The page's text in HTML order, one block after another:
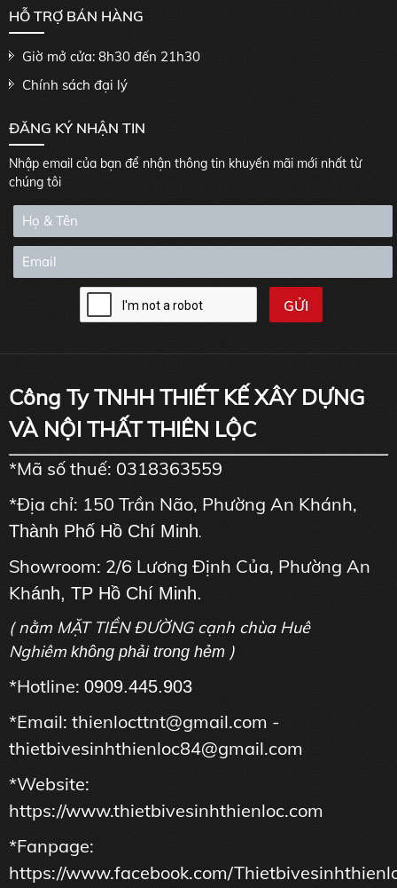
HỖ TRỢ BÁN HÀNG
Giờ mở cửa: 8h30 đến 21h30
Chính sách đại lý
ĐĂNG KÝ NHẬN TIN
Nhập email của bạn để nhận thông tin khuyến mãi mới nhất từ
chúng tôi
Công Ty TNHH THIẾT KẾ XÂY DỰNG
VÀ NỘI THẤT THIÊN LỘC
*Mã số thuế: 0318363559
*Địa chỉ: 150 Trần Não, Phường An Khánh,
Thành Phố Hồ Chí Minh.
Showroom: 2/6 Lương Định Của, Phường An
Khánh, TP Hồ Chí Minh.
( nằm MẶT TIỀN ĐƯỜNG cạnh chùa Huê
Nghiêm không phải trong hẻm )
*Hotline: 0909.445.903
*Email: thienlocttnt@gmail.com -
thietbivesinhthienloc84@gmail.com
*Website:
https://www.thietbivesinhthienloc.com
*Fanpage:
https://www.facebook.com/